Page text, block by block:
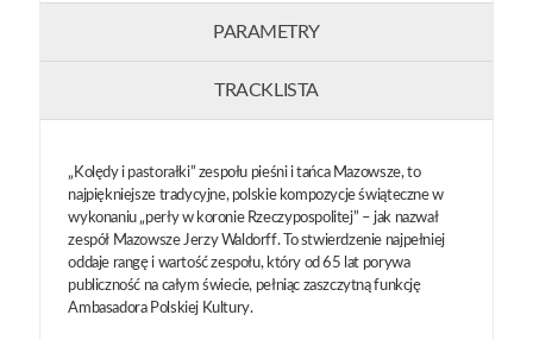
PARAMETRY
TRACKLISTA
„Kolędy i pastorałki” zespołu pieśni i tańca Mazowsze, to
najpiękniejsze tradycyjne, polskie kompozycje świąteczne w
wykonaniu „perły w koronie Rzeczypospolitej” – jak nazwał
zespół Mazowsze Jerzy Waldorff. To stwierdzenie najpełniej
oddaje rangę i wartość zespołu, który od 65 lat porywa
publiczność na całym świecie, pełniąc zaszczytną funkcję
Ambasadora Polskiej Kultury.